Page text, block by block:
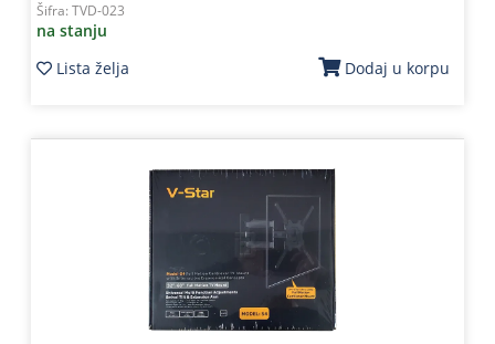
Šifra: TVD-023
na stanju
Lista želja
Dodaj u korpu